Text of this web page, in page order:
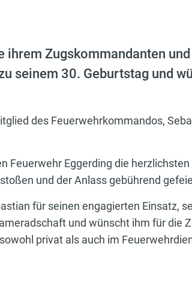
Zugskommandanten und
seinem 30. Geburtstag und
des Feuerwehrkommandos,
Feuerwehr Eggerding die
und der Anlass gebührend
für seinen engagierten Einsatz,
und wünscht ihm für die
privat als auch im